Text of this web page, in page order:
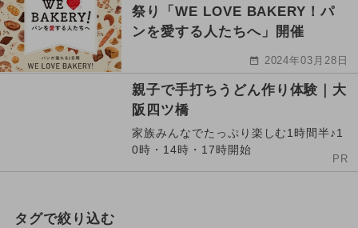
祭り「WE LOVE BAKERY！パ
ンを愛する人たちへ」開催
2024年03月28日
親子で手打ちうどん作り体験｜大
阪四ツ橋
家族みんなでたっぷり楽しむ1時間半♪1
0時・14時・17時開始
PR
タグで絞り込む